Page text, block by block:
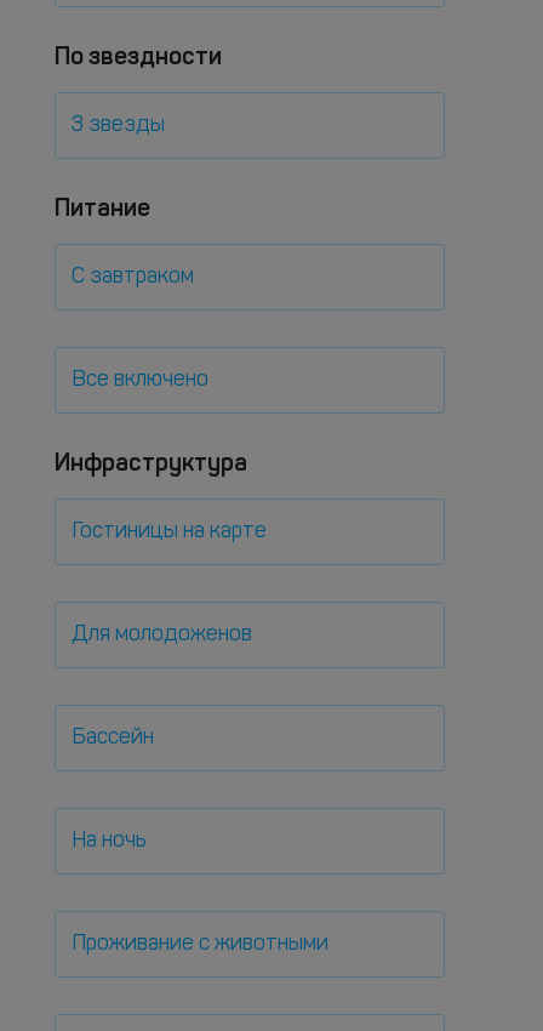
По звездности
3 звезды
Питание
С завтраком
Все включено
Инфраструктура
Гостиницы на карте
Для молодоженов
Бассейн
На ночь
Проживание с животными